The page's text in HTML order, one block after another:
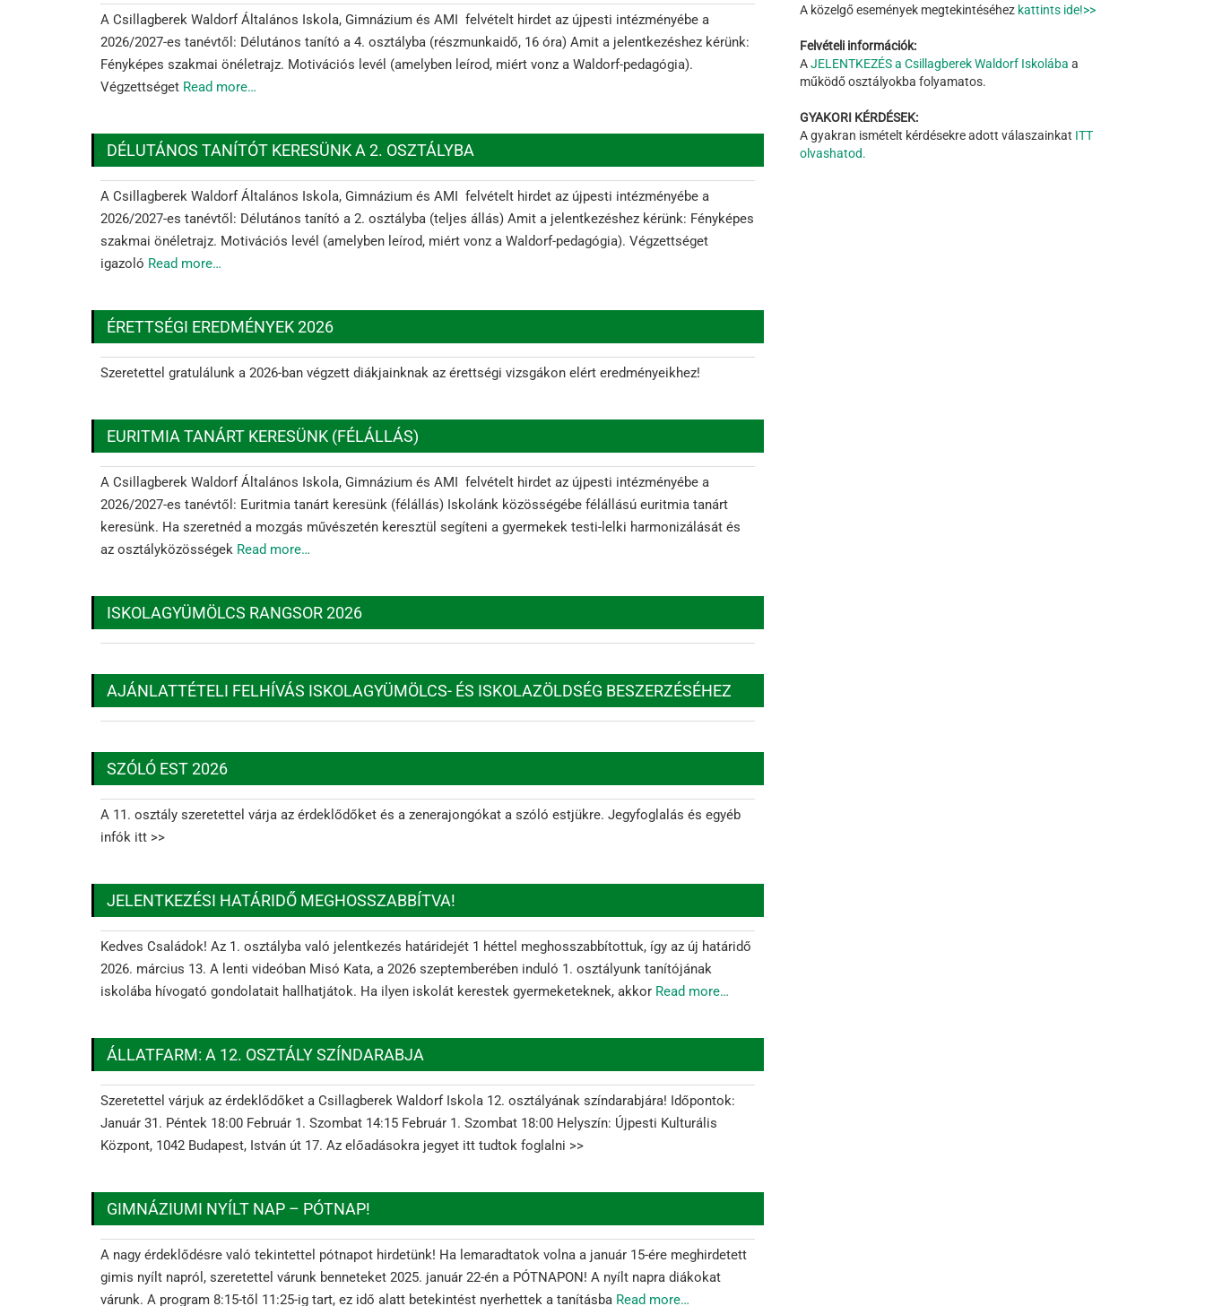
A Csillagberek Waldorf Általános Iskola, Gimnázium és AMI felvételt hirdet az újpesti intézményébe a
2026/2027-es tanévtől: Délutános tanító a 4. osztályba (részmunkaidő, 16 óra) Amit a jelentkezéshez kérünk:
Fényképes szakmai önéletrajz. Motivációs levél (amelyben leírod, miért vonz a Waldorf-pedagógia).
Végzettséget Read more…
DÉLUTÁNOS TANÍTÓT KERESÜNK A 2. OSZTÁLYBA
A Csillagberek Waldorf Általános Iskola, Gimnázium és AMI felvételt hirdet az újpesti intézményébe a
2026/2027-es tanévtől: Délutános tanító a 2. osztályba (teljes állás) Amit a jelentkezéshez kérünk: Fényképes
szakmai önéletrajz. Motivációs levél (amelyben leírod, miért vonz a Waldorf-pedagógia). Végzettséget
igazoló Read more…
ÉRETTSÉGI EREDMÉNYEK 2026
Szeretettel gratulálunk a 2026-ban végzett diákjainknak az érettségi vizsgákon elért eredményeikhez!
EURITMIA TANÁRT KERESÜNK (FÉLÁLLÁS)
A Csillagberek Waldorf Általános Iskola, Gimnázium és AMI felvételt hirdet az újpesti intézményébe a
2026/2027-es tanévtől: Euritmia tanárt keresünk (félállás) Iskolánk közösségébe félállású euritmia tanárt
keresünk. Ha szeretnéd a mozgás művészetén keresztül segíteni a gyermekek testi-lelki harmonizálását és
az osztályközösségek Read more…
ISKOLAGYÜMÖLCS RANGSOR 2026
AJÁNLATTÉTELI FELHÍVÁS ISKOLAGYÜMÖLCS- ÉS ISKOLAZÖLDSÉG BESZERZÉSÉHEZ
SZÓLÓ EST 2026
A 11. osztály szeretettel várja az érdeklődőket és a zenerajongókat a szóló estjükre. Jegyfoglalás és egyéb
infók itt >>
JELENTKEZÉSI HATÁRIDŐ MEGHOSSZABBÍTVA!
Kedves Családok! Az 1. osztályba való jelentkezés határidejét 1 héttel meghosszabbítottuk, így az új határidő
2026. március 13. A lenti videóban Misó Kata, a 2026 szeptemberében induló 1. osztályunk tanítójának
iskolába hívogató gondolatait hallhatjátok. Ha ilyen iskolát kerestek gyermeketeknek, akkor Read more…
ÁLLATFARM: A 12. OSZTÁLY SZÍNDARABJA
Szeretettel várjuk az érdeklődőket a Csillagberek Waldorf Iskola 12. osztályának színdarabjára! Időpontok:
Január 31. Péntek 18:00 Február 1. Szombat 14:15 Február 1. Szombat 18:00 Helyszín: Újpesti Kulturális
Központ, 1042 Budapest, István út 17. Az előadásokra jegyet itt tudtok foglalni >>
GIMNÁZIUMI NYÍLT NAP – PÓTNAP!
A nagy érdeklődésre való tekintettel pótnapot hirdetünk! Ha lemaradtatok volna a január 15-ére meghirdetett
gimis nyílt napról, szeretettel várunk benneteket 2025. január 22-én a PÓTNAPON! A nyílt napra diákokat
várunk. A program 8:15-től 11:25-ig tart, ez idő alatt betekintést nyerhettek a tanításba Read more…
A közelgő események megtekintéséhez kattints ide!>>
Felvételi információk:
AJELENTKEZÉS a Csillagberek Waldorf Iskolába a
működő osztályokba folyamatos.
GYAKORI KÉRDÉSEK:
A gyakran ismételt kérdésekre adott válaszainkat ITT
olvashatod.